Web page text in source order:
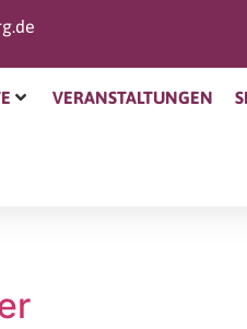
VERANSTALTUNGEN